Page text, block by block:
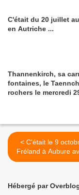
C'était du 20 juillet
en Autriche ...
Thannenkirch, sa
fontaines, le
rochers le mercredi
< C'était le 9 octobre de
Fréland à Aubure
randonneurs
Hébergé par